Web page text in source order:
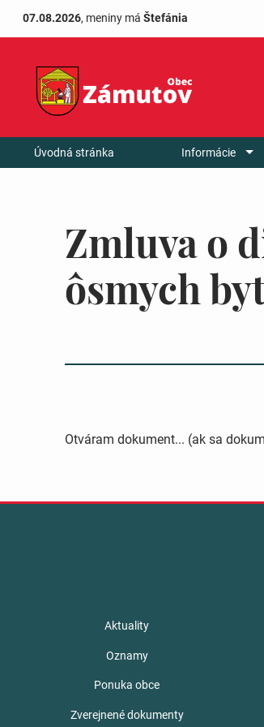
07.08.2026, meniny má Štefánia
Úvodná stránka Informácie
Zmluva o
ôsmych
Otváram dokument... (ak sa
Aktuality
Oznamy
Ponuka obce
Zverejnené dokumenty